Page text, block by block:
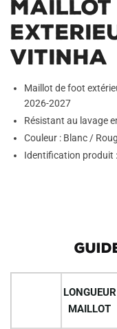
Maillot
Vitinha
Maillot de foot
2026-2027
Résistant au lavage
Couleur : Blanc /
Identification produit
LONGUEUR
MAILLOT